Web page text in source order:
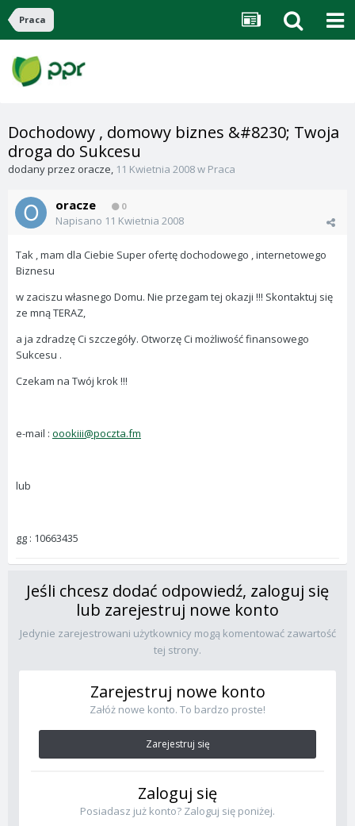
Praca
Dochodowy , domowy biznes &#8230; Twoja
droga do Sukcesu
dodany przez oracze, 11 Kwietnia 2008w Praca
oracze 0
Napisano 11 Kwietnia 2008
Tak , mam dla Ciebie Super ofertę dochodowego , internetowego
Biznesu
w zaciszu własnego Domu. Nie przegam tej okazji !!! Skontaktuj się
ze mną TERAZ,
a ja zdradzę Ci szczegóły. Otworzę Ci możliwość finansowego
Sukcesu .
Czekam na Twój krok !!!
e-mail : oookiii@poczta.fm
lub
gg : 10663435
Jeśli chcesz dodać odpowiedź, zaloguj się
lub zarejestruj nowe konto
Jedynie zarejestrowani użytkownicy mogą komentować zawartość
tej strony.
Zarejestruj nowe konto
Załóż nowe konto. To bardzo proste!
Zarejestruj się
Zaloguj się
Posiadasz już konto? Zaloguj się poniżej.